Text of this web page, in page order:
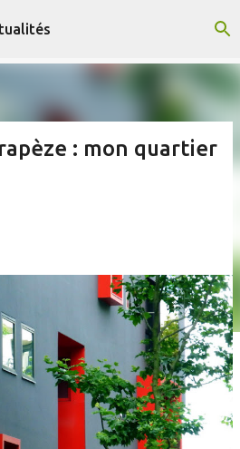
contenu principal
: mon quartier